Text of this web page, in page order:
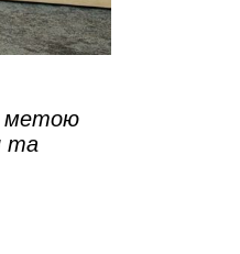
метою
та